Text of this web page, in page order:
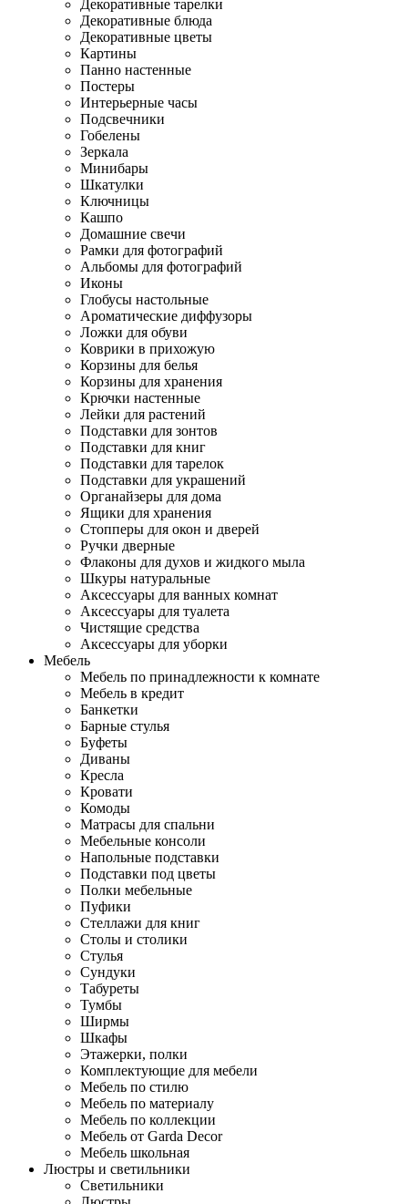
Декоративные тарелки
Декоративные блюда
Декоративные цветы
Картины
Панно настенные
Постеры
Интерьерные часы
Подсвечники
Гобелены
Зеркала
Минибары
Шкатулки
Ключницы
Кашпо
Домашние свечи
Рамки для фотографий
Альбомы для фотографий
Иконы
Глобусы настольные
Ароматические диффузоры
Ложки для обуви
Коврики в прихожую
Корзины для белья
Корзины для хранения
Крючки настенные
Лейки для растений
Подставки для зонтов
Подставки для книг
Подставки для тарелок
Подставки для украшений
Органайзеры для дома
Ящики для хранения
Стопперы для окон и дверей
Ручки дверные
Флаконы для духов и жидкого мыла
Шкуры натуральные
Аксессуары для ванных комнат
Аксессуары для туалета
Чистящие средства
Аксессуары для уборки
Мебель
Мебель по принадлежности к комнате
Мебель в кредит
Банкетки
Барные стулья
Буфеты
Диваны
Кресла
Кровати
Комоды
Матрасы для спальни
Мебельные консоли
Напольные подставки
Подставки под цветы
Полки мебельные
Пуфики
Стеллажи для книг
Столы и столики
Стулья
Сундуки
Табуреты
Тумбы
Ширмы
Шкафы
Этажерки, полки
Комплектующие для мебели
Мебель по стилю
Мебель по материалу
Мебель по коллекции
Мебель от Garda Decor
Мебель школьная
Люстры и светильники
Светильники